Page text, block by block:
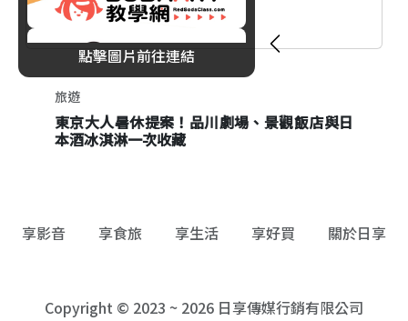
日水果甜點季
旅遊
東京大人暑休提案！品川劇場、景觀飯店與日
本酒冰淇淋一次收藏
飲品
阿里山林鐵「二萬天晴」聯名啤酒限定開賣！
價格、販售據點與加價購活動一次看
點擊圖片前往連結
享影音 享食旅 享生活 享好買 關於日享
Copyright © 2023 ~ 2026 日享傳媒行銷有限公司